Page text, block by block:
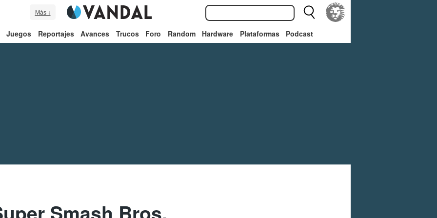
Más ↓
Juegos Reportajes Avances Trucos Foro Random Hardware Plataformas Podcast